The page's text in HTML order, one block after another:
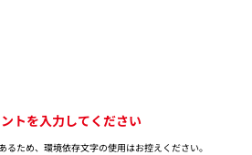
トを入力してください
ため、環境依存文字の使用はお控えください。​